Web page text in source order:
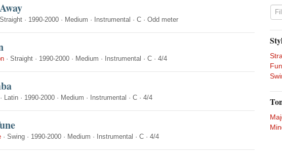
Straight · 1990-2000 · Medium · Instrumental · C · Odd meter
· Straight · 1990-2000 · Medium · Instrumental · C · 4/4
· Latin · 1990-2000 · Medium · Instrumental · C · 4/4
· Swing · 1990-2000 · Medium · Instrumental · C · 4/4